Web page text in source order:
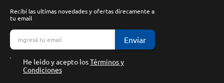
Recibí las ultimas novedades y ofertas direcamente a
tu email
Enviar
He leído y acepto losTérminos y
Condiciones